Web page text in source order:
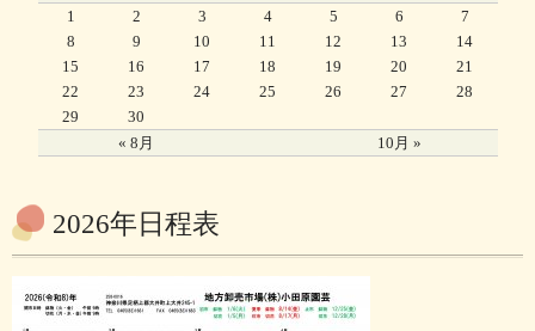
« 8月 10月 »
1 2 3 4 5 6
7
8
9 10 11 12 13
14
15
16 17 18 19 20
21
22
23 24 25 26 27
28
29
30
2026年日程表